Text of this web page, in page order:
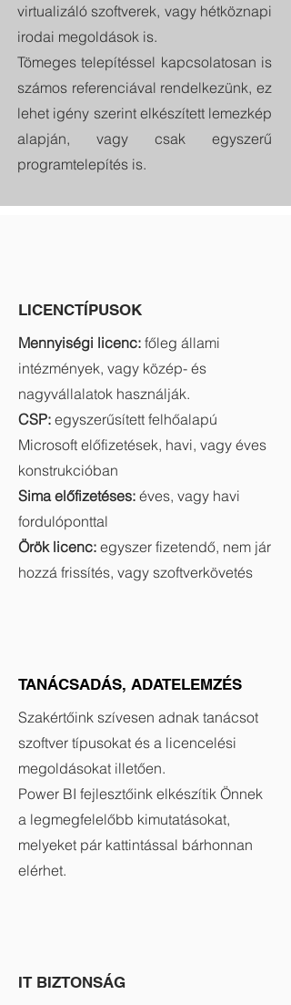
virtualizáló szoftverek, vagy hétköznapi
irodai megoldások is.
Tömeges telepítéssel kapcsolatosan is
számos referenciával rendelkezünk, ez
lehet igény szerint elkészített lemezkép
alapján, vagy csak egyszerű
programtelepítés is.
LICENCTÍPUSOK
Mennyiségi licenc: főleg állami
intézmények, vagy közép- és
nagyvállalatok használják.
CSP: egyszerűsített felhőalapú
Microsoft előfizetések, havi, vagy éves
konstrukcióban
Sima előfizetéses: éves, vagy havi
fordulóponttal
Örök licenc: egyszer fizetendő, nem jár
hozzá frissítés, vagy szoftverkövetés
TANÁCSADÁS, ADATELEMZÉS
Szakértőink szívesen adnak tanácsot
szoftver típusokat és a licencelési
megoldásokat illetően.
Power BI fejlesztőink elkészítik Önnek
a legmegfelelőbb kimutatásokat,
melyeket pár kattintással bárhonnan
elérhet.
IT BIZTONSÁG